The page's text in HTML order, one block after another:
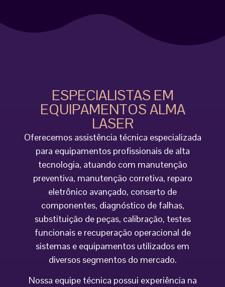
ESPECIALISTAS EM
EQUIPAMENTOS ALMA
LASER
Oferecemos assistência técnica especializada
para equipamentos profissionais de alta
tecnologia, atuando com manutenção
preventiva, manutenção corretiva, reparo
eletrônico avançado, conserto de
componentes, diagnóstico de falhas,
substituição de peças, calibração, testes
funcionais e recuperação operacional de
sistemas e equipamentos utilizados em
diversos segmentos do mercado.
Nossa equipe técnica possui experiência na